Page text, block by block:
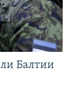
Балтии